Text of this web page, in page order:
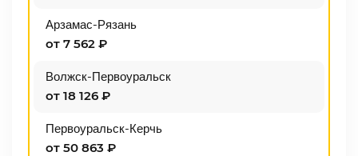
Арзамас-Рязань
от 7 562 ₽
Волжск-Первоуральск
от 18 126 ₽
Первоуральск-Керчь
от 50 863 ₽